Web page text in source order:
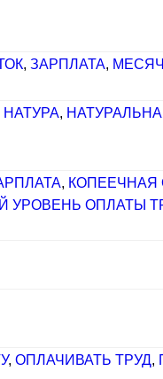
, ЗАРПЛАТА,
НАТУРА,
, КОПЕЕЧНАЯ
УРОВЕНЬ ОПЛАТЫ
, ОПЛАЧИВАТЬ ТРУД,